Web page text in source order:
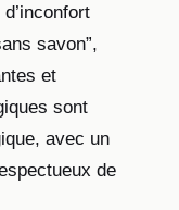
savon”,
et
sont
avec un
de